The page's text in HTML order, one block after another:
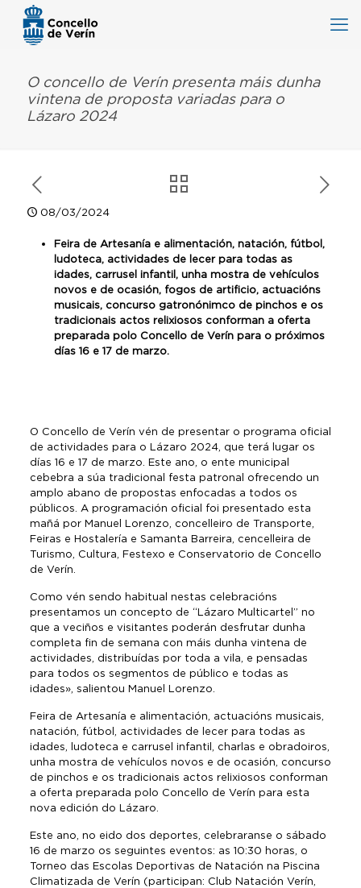
O concello de Verín presenta máis dunha
vintena de proposta variadas para o
Lázaro 2024
08/03/2024
Feira de Artesanía e alimentación, natación, fútbol,
ludoteca, actividades de lecer para todas as
idades, carrusel infantil, unha mostra de vehículos
novos e de ocasión, fogos de artificio, actuacións
musicais, concurso gatronónimco de pinchos e os
tradicionais actos relixiosos conforman a oferta
preparada polo Concello de Verín para o próximos
días 16 e 17 de marzo.
O Concello de Verín vén de presentar o programa oficial
de actividades para o Lázaro 2024, que terá lugar os
días 16 e 17 de marzo. Este ano, o ente municipal
cebebra a súa tradicional festa patronal ofrecendo un
amplo abano de propostas enfocadas a todos os
públicos. A programación oficial foi presentado esta
mañá por Manuel Lorenzo, concelleiro de Transporte,
Feiras e Hostalería e Samanta Barreira, cencelleira de
Turismo, Cultura, Festexo e Conservatorio de Concello
de Verín.
Como vén sendo habitual nestas celebracións
presentamos un concepto de “Lázaro Multicartel” no
que a veciños e visitantes poderán desfrutar dunha
completa fin de semana con máis dunha vintena de
actividades, distribuídas por toda a vila, e pensadas
para todos os segmentos de público e todas as
idades», salientou Manuel Lorenzo.
Feira de Artesanía e alimentación, actuacións musicais,
natación, fútbol, actividades de lecer para todas as
idades, ludoteca e carrusel infantil, charlas e obradoiros,
unha mostra de vehículos novos e de ocasión, concurso
de pinchos e os tradicionais actos relixiosos conforman
a oferta preparada polo Concello de Verín para esta
nova edición do Lázaro.
Este ano, no eido dos deportes, celebraranse o sábado
16 de marzo os seguintes eventos: as 10:30 horas, o
Torneo das Escolas Deportivas de Natación na Piscina
Climatizada de Verín (participan: Club Natación Verín,